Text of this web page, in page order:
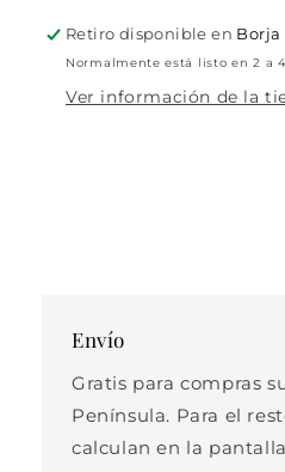
Retiro disponible en Borja
Normalmente está listo en 2 a
Ver información de la
Envío
Gratis para compras
Península. Para el
calculan en la